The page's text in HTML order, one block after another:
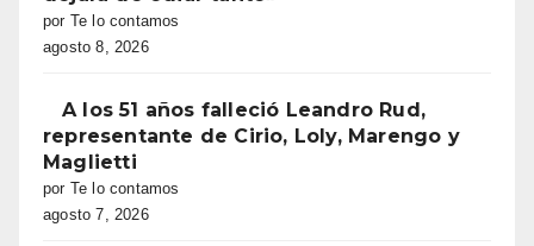
por Te lo contamos
agosto 8, 2026
A los 51 años falleció Leandro Rud,
representante de Cirio, Loly, Marengo y
Maglietti
por Te lo contamos
agosto 7, 2026